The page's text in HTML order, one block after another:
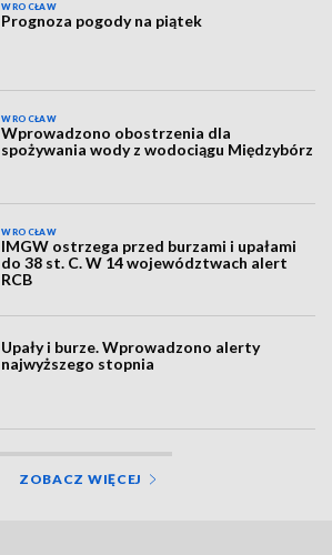
WROCŁAW
Prognoza pogody na piątek
WROCŁAW
Wprowadzono obostrzenia dla
spożywania wody z wodociągu Międzybórz
WROCŁAW
IMGW ostrzega przed burzami i upałami
do 38 st. C. W 14 województwach alert
RCB
Upały i burze. Wprowadzono alerty
najwyższego stopnia
ZOBACZ WIĘCEJ